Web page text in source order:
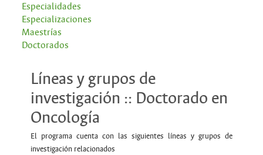
Especialidades
Especializaciones
Maestrías
Doctorados
Líneas y grupos de
investigación :: Doctorado en
Oncología
El programa cuenta con las siguientes líneas y grupos de
investigación relacionados